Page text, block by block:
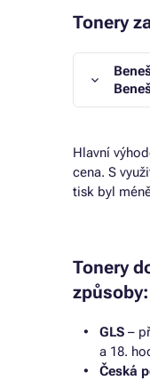
Tonery
Hlavní
cena. S
tisk byl
Tonery
způsoby:
GLS –
a 18.
Česká